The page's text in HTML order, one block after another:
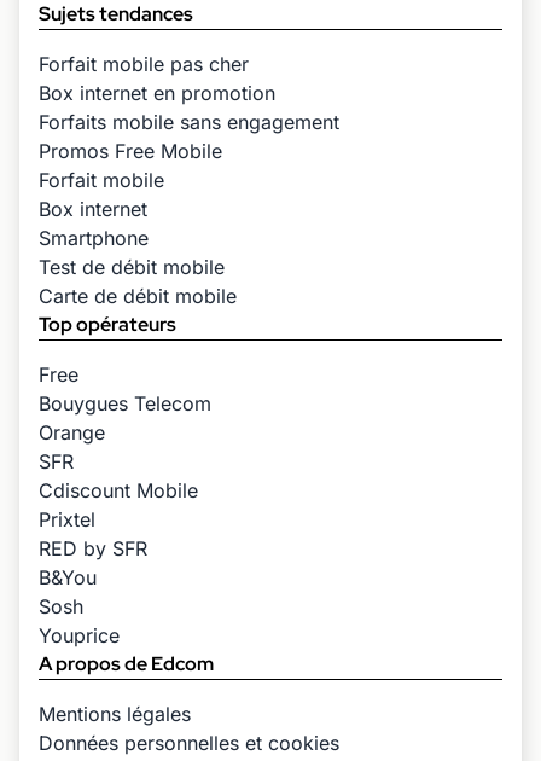
Sujets tendances
Forfait mobile pas cher
Box internet en promotion
Forfaits mobile sans engagement
Promos Free Mobile
Forfait mobile
Box internet
Smartphone
Test de débit mobile
Carte de débit mobile
Top opérateurs
Free
Bouygues Telecom
Orange
SFR
Cdiscount Mobile
Prixtel
RED by SFR
B&You
Sosh
Youprice
A propos de Edcom
Mentions légales
Données personnelles et cookies